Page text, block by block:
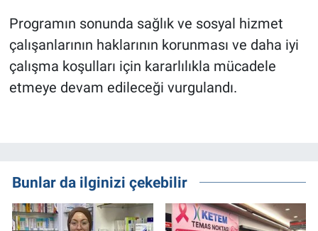
Programın sonunda sağlık ve sosyal hizmet
çalışanlarının haklarının korunması ve daha iyi
çalışma koşulları için kararlılıkla mücadele
etmeye devam edileceği vurgulandı.
Bunlar da ilginizi çekebilir